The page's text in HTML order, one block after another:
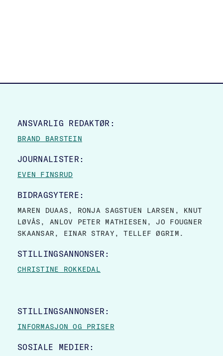
SITE FOOTER
ANSVARLIG REDAKTØR:
BRAND BARSTEIN
JOURNALISTER:
EVEN FINSRUD
BIDRAGSYTERE:
MAREN DUAAS, RONJA SAGSTUEN LARSEN, KNUT
LØVÅS, ANLOV PETER MATHIESEN, JO FOUGNER
SKAANSAR, EINAR STRAY, TELLEF ØGRIM.
STILLINGSANNONSER:
CHRISTINE ROKKEDAL
STILLINGSANNONSER:
INFORMASJON OG PRISER
SOSIALE MEDIER: